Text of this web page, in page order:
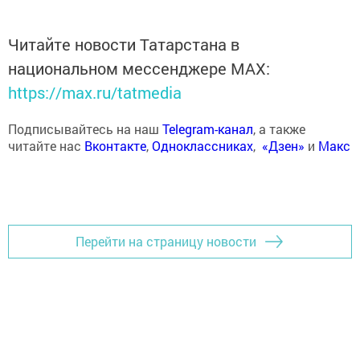
Читайте новости Татарстана в
национальном мессенджере MАХ:
https://max.ru/tatmedia
Подписывайтесь на наш Telegram-канал, а также
читайте нас Вконтакте,Одноклассниках, «Дзен» и Макс
Перейти на страницу новости